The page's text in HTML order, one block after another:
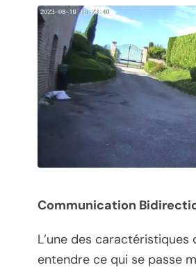
Communication
L’une des
entendre ce qui se passe